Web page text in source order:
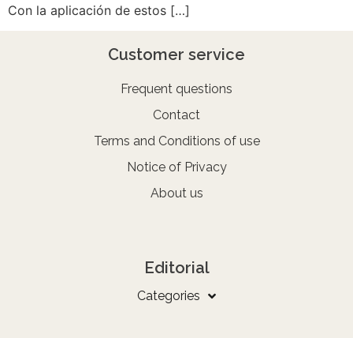
Con la aplicación de estos […]
Customer service
Frequent questions
Contact
Terms and Conditions of use
Notice of Privacy
About us
Editorial
Categories